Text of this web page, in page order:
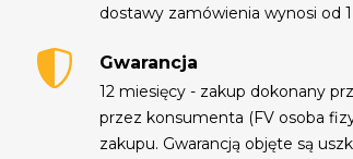
dostawy zamówienia wynosi od
Gwarancja
12 miesięcy - zakup dokonany
przez konsumenta (FV osoba
zakupu. Gwarancją objęte są